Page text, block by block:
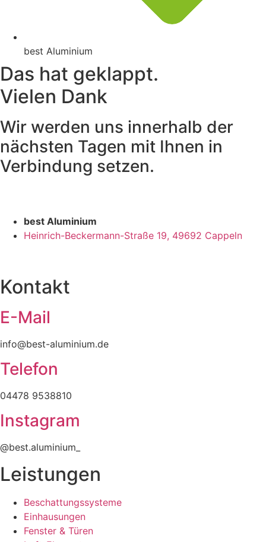
best Aluminium
Das hat geklappt.
Vielen Dank
Wir werden uns innerhalb der
nächsten Tagen mit Ihnen in
Verbindung setzen.
best Aluminium
Heinrich-Beckermann-Straße 19, 49692 Cappeln
Kontakt
E-Mail
info@best-aluminium.de
Telefon
04478 9538810
Instagram
@best.aluminium_
Leistungen
Beschattungssysteme
Einhausungen
Fenster & Türen